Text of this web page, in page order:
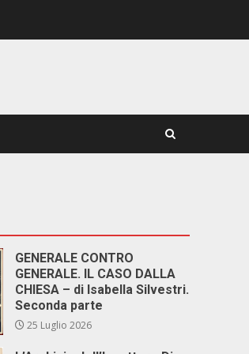
GENERALE CONTRO
GENERALE. IL CASO DALLA
CHIESA – di Isabella Silvestri.
Seconda parte
25 Luglio 2026